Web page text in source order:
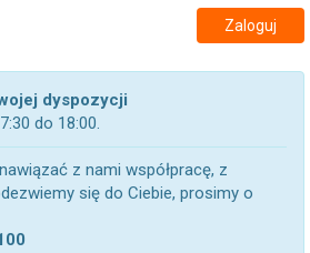
Zaloguj
dyspozycji
do 18:00.
z nami współpracę, z
się do Ciebie, prosimy o